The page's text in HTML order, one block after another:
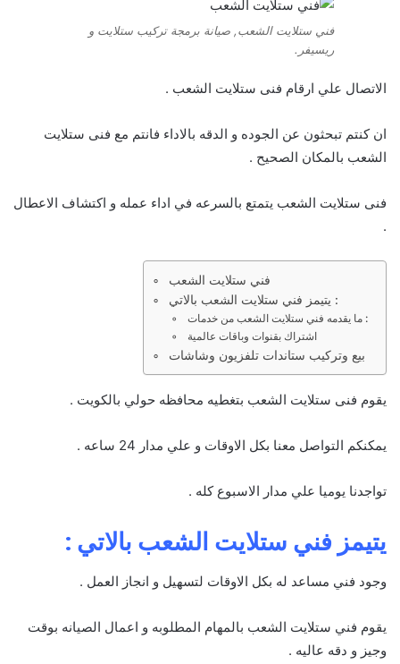
فني ستلايت الشعب, صيانة برمجة تركيب ستلايت و
ريسيفر.
الاتصال علي ارقام فنى ستلايت الشعب .
ان كنتم تبحثون عن الجوده و الدقه بالاداء فانتم مع فنى ستلايت
الشعب بالمكان الصحيح .
فنى ستلايت الشعب يتمتع بالسرعه في اداء عمله و اكتشاف الاعطال
.
فني ستلايت الشعب
يتيمز فني ستلايت الشعب بالاتي :
ما يقدمه فني ستلايت الشعب من خدمات :
اشتراك بقنوات وباقات عالمية
بيع وتركيب ستاندات تلفزيون وشاشات
يقوم فنى ستلايت الشعب بتغطيه محافظه حولي بالكويت .
يمكنكم التواصل معنا بكل الاوقات و علي مدار 24 ساعه .
تواجدنا يوميا علي مدار الاسبوع كله .
يتيمز فني ستلايت الشعب بالاتي :
وجود فني مساعد له بكل الاوقات لتسهيل و انجاز العمل .
يقوم فني ستلايت الشعب بالمهام المطلوبه و اعمال الصيانه بوقت
وجيز و دقه عاليه .